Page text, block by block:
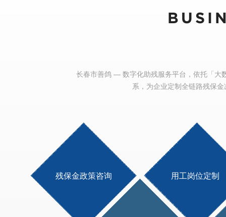
长春市善鸽 — 数字化助残服务平台，依托「大
系，为企业定制全链路残保
残保金政策咨询 用工岗位定制